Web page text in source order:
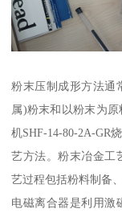
粉末压制成形方法通
属)粉末和以粉末为
机SHF-14-80-2A-GR
艺方法。粉末冶金工
艺过程包括粉料制备
电磁离合器是利用激